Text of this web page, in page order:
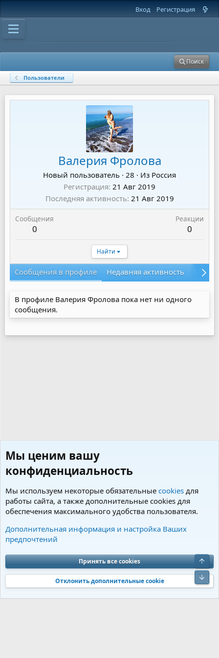
Вход Регистрация
Поиск
Пользователи
Валерия Фролова
Новый пользователь · 28 · Из Россия
Регистрация 21 Авг 2019
Последняя активность 21 Авг 2019
Сообщения
0
Реакции
0
Найти
Сообщения в профиле Недавняя активность
В профиле Валерия Фролова пока нет ни одного
сообщения.
Пользователи
Cookies Charm by DCom
Обратная связь
Условия и правила
Политика конфиденциальности
Помощь
S
S
Community platform by XenForo® © 2010-2026 XenForo Ltd. Перевод от
Jumuro®|Media embeds via s9e/MediaSites
Мы ценим вашу
конфиденциальность
Мы используем некоторые обязательные cookies для
работы сайта, а также дополнительные cookies для
обеспечения максимального удобства пользователя.
Дополнительная информация и настройка Ваших
предпочтений
Принять все cookies
Отклонить дополнительные cookie
Верх
Низ